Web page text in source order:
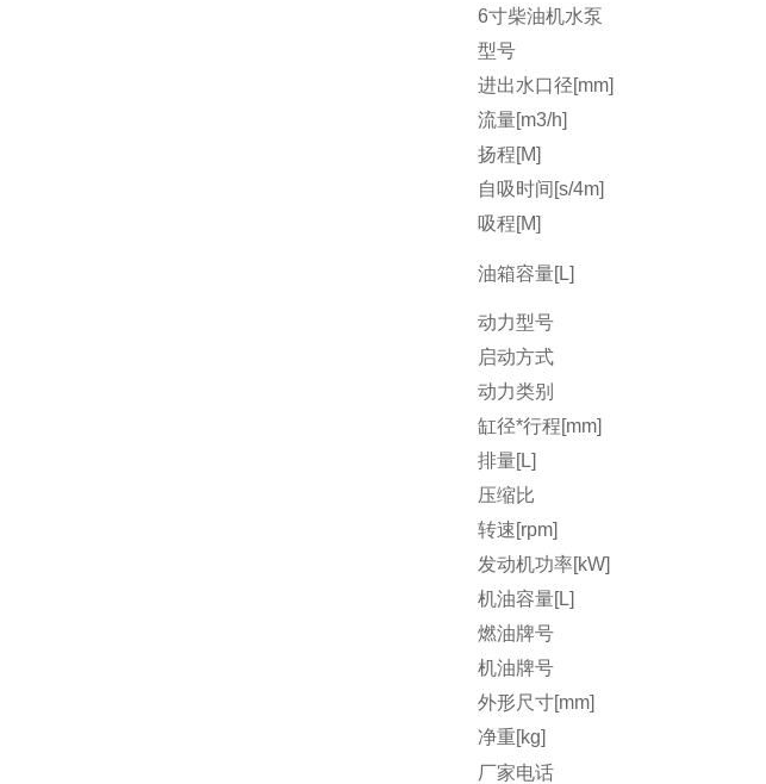
6寸柴油机水泵
型号
进出水口径[mm]
流量[m3/h]
扬程[M]
自吸时间[s/4m]
吸程[M]
油箱容量[L]
动力型号
启动方式
动力类别
缸径*行程[mm]
排量[L]
压缩比
转速[rpm]
发动机功率[kW]
机油容量[L]
燃油牌号
机油牌号
外形尺寸[mm]
净重[kg]
厂家电话